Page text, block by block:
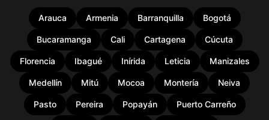
Arauca Armenia Barranquilla Bogotá
Bucaramanga Cali Cartagena Cúcuta
Florencia Ibagué Inírida Leticia Manizales
Medellín Mitú Mocoa Montería Neiva
Pasto Pereira Popayán Puerto Carreño